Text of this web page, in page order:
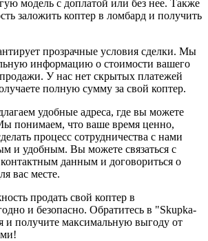
модель с доплатой или без нее. Также
заложить коптер в ломбард и получить
прозрачные условия сделки. Мы
информацию о стоимости вашего
У нас нет скрытых платежей
полную сумму за свой коптер.
удобные адреса, где вы можете
понимаем, что ваше время ценно,
процесс сотрудничества с нами
и удобным. Вы можете связаться с
данным и договориться о
вас месте.
продать свой коптер в
и безопасно. Обратитесь в "Skupka-
и получите максимальную выгоду от